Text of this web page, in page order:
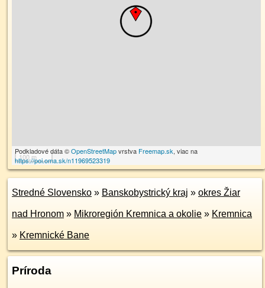
100 m
Podkladové dáta ©OpenStreetMapvrstva Freemap.sk, viac na
https://poi.oma.sk/n11969523319
Stredné Slovensko » Banskobystrický kraj » okres Žiar
nad Hronom » Mikroregión Kremnica a okolie » Kremnica
» Kremnické Bane
Príroda